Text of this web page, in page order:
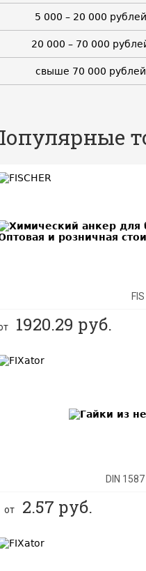
5 000 – 20 000 рублей
20 000 – 70 000
свыше 70 000 рублей
1920.29 руб.
DIN
от 2.57 руб.